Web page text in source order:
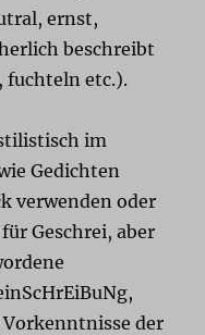
ernst,
beschreibt
fuchteln etc.).
im
Gedichten
verwenden oder
Geschrei, aber
der